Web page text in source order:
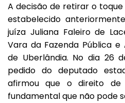
A decisão de retirar o
estabelecido
juíza Juliana Faleiro de
Vara da Fazenda Pública
de Uberlândia. No dia 26
pedido do deputado
afirmou que o direito
fundamental que não pode